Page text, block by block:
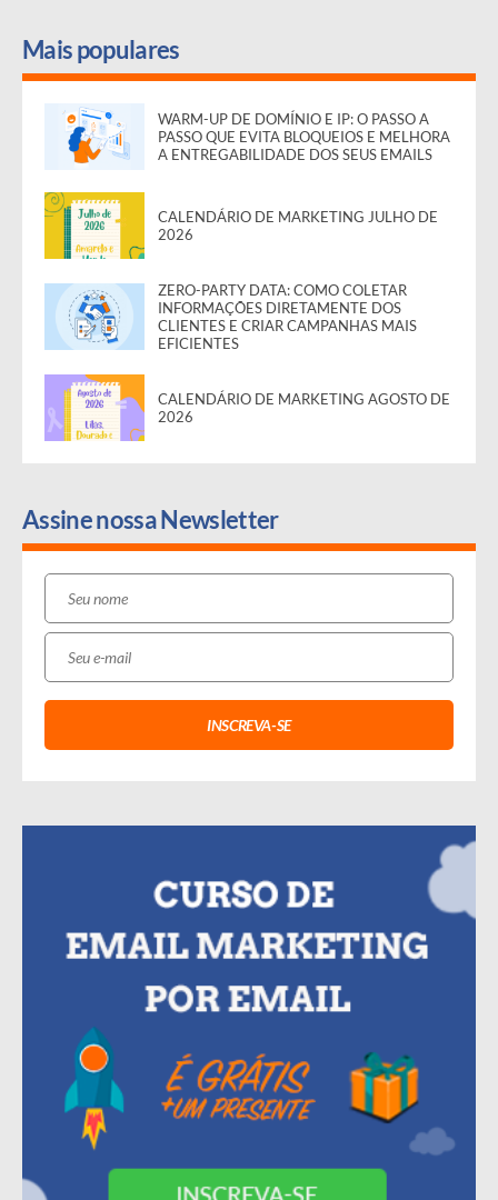
Mais populares
WARM-UP DE DOMÍNIO E IP: O PASSO A
PASSO QUE EVITA BLOQUEIOS E MELHORA
A ENTREGABILIDADE DOS SEUS EMAILS
CALENDÁRIO DE MARKETING JULHO DE
2026
ZERO-PARTY DATA: COMO COLETAR
INFORMAÇÕES DIRETAMENTE DOS
CLIENTES E CRIAR CAMPANHAS MAIS
EFICIENTES
CALENDÁRIO DE MARKETING AGOSTO DE
2026
Assine nossa Newsletter